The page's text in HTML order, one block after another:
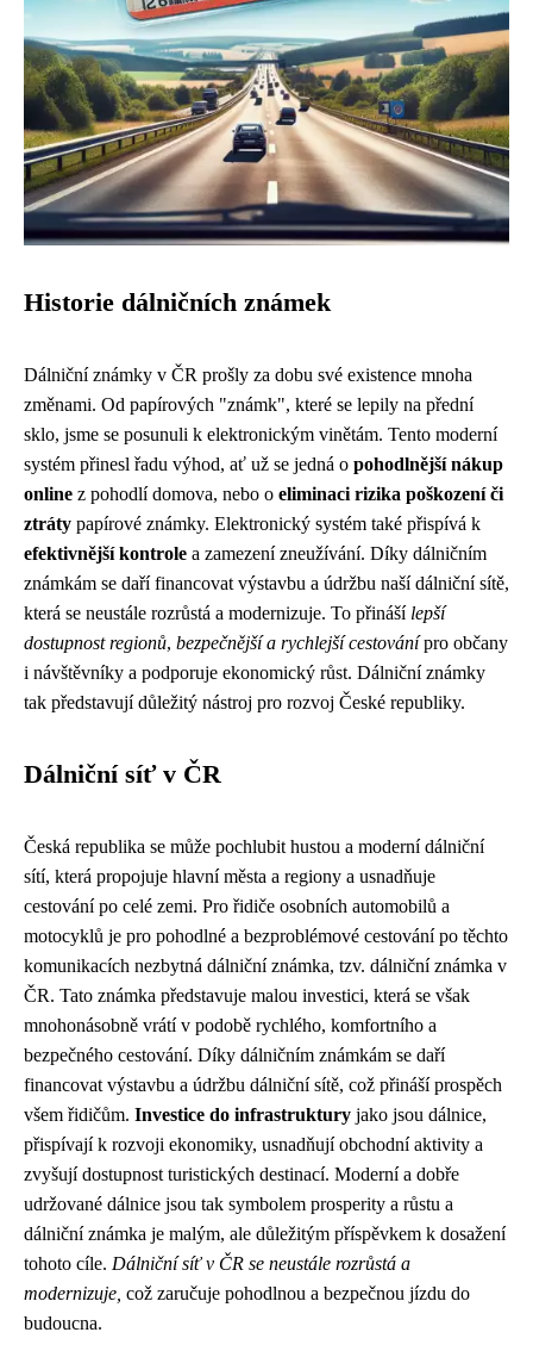
Historie dálničních známek
Dálniční známky v ČR prošly za dobu své existence mnoha
změnami. Od papírových "známk", které se lepily na přední
sklo, jsme se posunuli k elektronickým vinětám. Tento moderní
systém přinesl řadu výhod, ať už se jedná o pohodlnější nákup
online z pohodlí domova, nebo o eliminaci rizika poškození či
ztráty papírové známky. Elektronický systém také přispívá k
efektivnější kontrole a zamezení zneužívání. Díky dálničním
známkám se daří financovat výstavbu a údržbu naší dálniční sítě,
která se neustále rozrůstá a modernizuje. To přináší lepší
dostupnost regionů, bezpečnější a rychlejší cestovánípro občany
i návštěvníky a podporuje ekonomický růst. Dálniční známky
tak představují důležitý nástroj pro rozvoj České republiky.
Dálniční síť v ČR
Česká republika se může pochlubit hustou a moderní dálniční
sítí, která propojuje hlavní města a regiony a usnadňuje
cestování po celé zemi. Pro řidiče osobních automobilů a
motocyklů je pro pohodlné a bezproblémové cestování po těchto
komunikacích nezbytná dálniční známka, tzv. dálniční známka v
ČR. Tato známka představuje malou investici, která se však
mnohonásobně vrátí v podobě rychlého, komfortního a
bezpečného cestování. Díky dálničním známkám se daří
financovat výstavbu a údržbu dálniční sítě, což přináší prospěch
všem řidičům. Investice do infrastruktury jako jsou dálnice,
přispívají k rozvoji ekonomiky, usnadňují obchodní aktivity a
zvyšují dostupnost turistických destinací. Moderní a dobře
udržované dálnice jsou tak symbolem prosperity a růstu a
dálniční známka je malým, ale důležitým příspěvkem k dosažení
tohoto cíle. Dálniční síť v ČR se neustále rozrůstá a
modernizuje, což zaručuje pohodlnou a bezpečnou jízdu do
budoucna.